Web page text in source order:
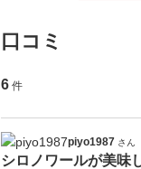
口コミ
6 件
piyo1987 さん
シロノワールが美味